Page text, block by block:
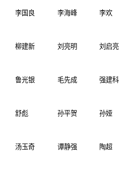
李国良 李海峰 李欢
柳建新 刘亮明 刘启亮
鲁光银 毛先成 强建科
舒彪 孙平贺 孙娅
汤玉奇 谭静强 陶超